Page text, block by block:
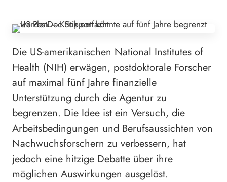
Die US-amerikanischen National Institutes of
Health (NIH) erwägen, postdoktorale Forscher
auf maximal fünf Jahre finanzielle
Unterstützung durch die Agentur zu
begrenzen. Die Idee ist ein Versuch, die
Arbeitsbedingungen und Berufsaussichten von
Nachwuchsforschern zu verbessern, hat
jedoch eine hitzige Debatte über ihre
möglichen Auswirkungen ausgelöst.